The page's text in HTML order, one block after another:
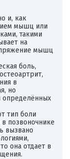
и, как
мышц или
такими
на
мышц
боль,
в
но
определённых
тип боли
позвоночнике
вызвано
она отдает в